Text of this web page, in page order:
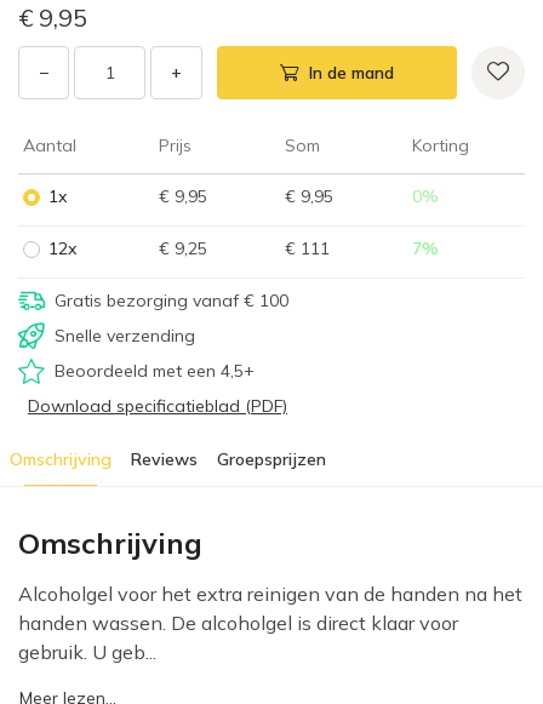
€ 9,95
− + In de mand
Aantal Prijs Som Korting
1x € 9,95 € 9,95 0%
12x € 9,25 € 111 7%
Gratis bezorging vanaf € 100
Snelle verzending
Beoordeeld met een 4,5+
Download specificatieblad (PDF)
Omschrijving Reviews Groepsprijzen
Omschrijving
Alcoholgel voor het extra reinigen van de handen na het
handen wassen. De alcoholgel is direct klaar voor
gebruik. U geb...
Meer lezen...